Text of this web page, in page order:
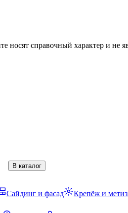
носят справочный характер и не
В каталог
Сайдинг и фасад Крепёж и